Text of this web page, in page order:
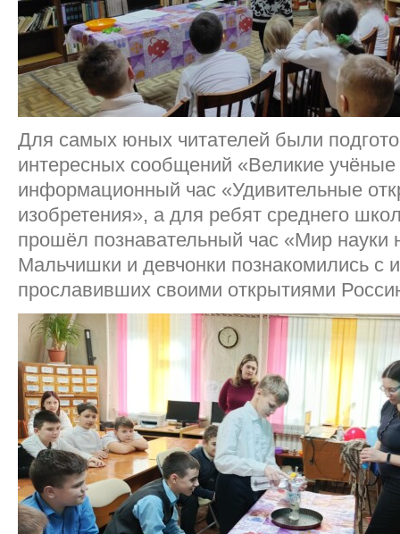
Для самых юных читателей были
интересных сообщений «Великие учёные
информационный час «Удивительные
изобретения», а для ребят среднего
прошёл познавательный час «Мир науки
Мальчишки и девчонки познакомились с
прославивших своими открытиями